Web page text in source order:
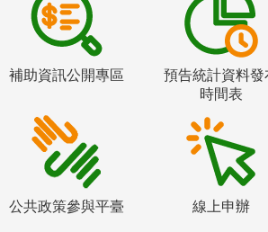
補助資訊公開專區
預告統計資料發
時間表
公共政策參與平臺 線上申辦